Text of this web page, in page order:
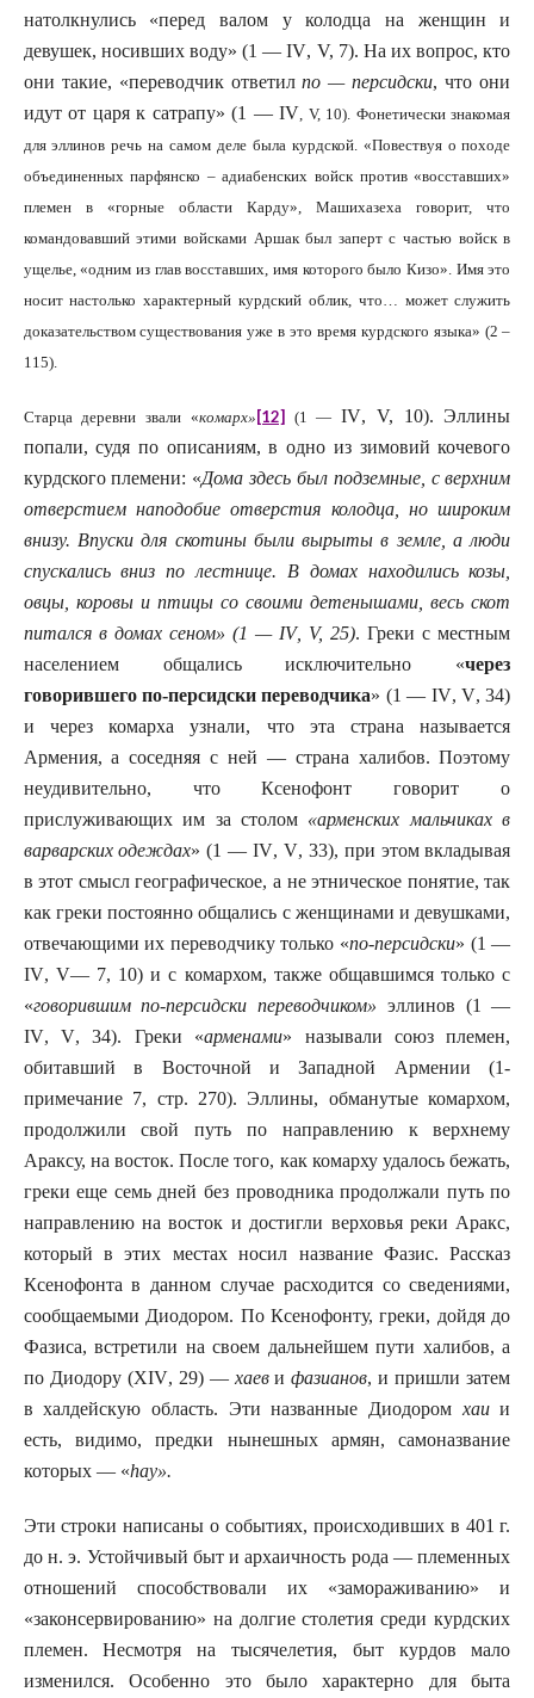
натолкнулись «перед валом у колодца на женщин и
девушек, носивших воду» (1 —IV, V, 7). На их вопрос, кто
они такие, «переводчик ответилпо — персидски, что они
идут от царя к сатрапу» (1 —IV, V, 10). Фонетически знакомая
для эллинов речь на самом деле была курдской. «Повествуя о походе
объединенных парфянско – адиабенских войск против «восставших»
племен в «горные области Карду», Машихазеха говорит, что
командовавший этими войсками Аршак был заперт с частью войск в
ущелье, «одним из глав восставших, имя которого было Кизо». Имя это
носит настолько характерный курдский облик, что… может служить
доказательством существования уже в это время курдского языка» (2 –
115).
Старца деревни звали «комарх» [12] (1 —IV, V, 10). Эллины
попали, судя по описаниям, в одно из зимовий кочевого
курдского племени: «Дома здесь был подземные, с верхним
отверстием наподобие отверстия колодца, но широким
внизу. Впуски для скотины были вырыты в земле, а люди
спускались вниз по лестнице. В домах находились козы,
овцы, коровы и птицы со своими детенышами, весь скот
питался в домах сеном» (1 — IV, V, 25). Греки с местным
населением общались исключительно «через
говорившего по-персидски переводчика» (1 — IV,V, 34)
и через комарха узнали, что эта страна называется
Армения, а соседняя с ней — страна халибов. Поэтому
неудивительно, что Ксенофонт говорит о
прислуживающих им за столом «арменских мальчиках в
варварских одеждах» (1 —IV, V, 33), при этом вкладывая
в этот смысл географическое, а не этническое понятие, так
как греки постоянно общались с женщинами и девушками,
отвечающими их переводчику только «по-персидски» (1 —
IV, V— 7, 10) и с комархом, также общавшимся только с
«говорившим по-персидски переводчиком» эллинов (1 —
IV, V, 34). Греки «арменами» называли союз племен,
обитавший в Восточной и Западной Армении (1-
примечание 7, стр. 270). Эллины, обманутые комархом,
продолжили свой путь по направлению к верхнему
Араксу, на восток. После того, как комарху удалось бежать,
греки еще семь дней без проводника продолжали путь по
направлению на восток и достигли верховья реки Аракс,
который в этих местах носил название Фазис. Рассказ
Ксенофонта в данном случае расходится со сведениями,
сообщаемыми Диодором. По Ксенофонту, греки, дойдя до
Фазиса, встретили на своем дальнейшем пути халибов, а
по Диодору (XIV, 29) — хаевифазианов, и пришли затем
в халдейскую область. Эти названные Диодором хаии
есть, видимо, предки нынешных армян, самоназвание
которых — «hay».
Эти строки написаны о событиях, происходивших в 401 г.
до н. э. Устойчивый быт и архаичность рода — племенных
отношений способствовали их «замораживанию» и
«законсервированию» на долгие столетия среди курдских
племен. Несмотря на тысячелетия, быт курдов мало
изменился. Особенно это было характерно для быта